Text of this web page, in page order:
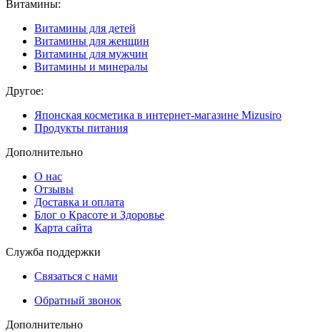
Витамины:
Витамины для детей
Витамины для женщин
Витамины для мужчин
Витамины и минералы
Другое:
Японская косметика в интернет-магазине Mizusiro
Продукты питания
Дополнительно
О нас
Отзывы
Доставка и оплата
Блог о Красоте и Здоровье
Карта сайта
Служба поддержки
Связаться с нами
Обратный звонок
Дополнительно